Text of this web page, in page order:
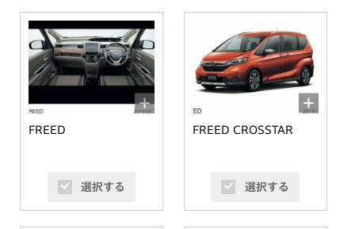
FREED
選択する
FREED CROSSTAR
選択する